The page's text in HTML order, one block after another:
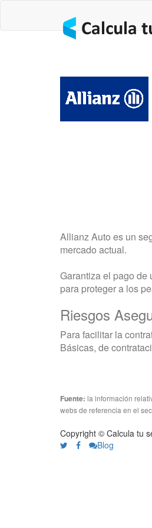
Allianz Auto es un
mercado actual.
Garantiza el pago de
para proteger a los
Riesgos
Para facilitar la
Básicas, de
Fuente: la información
webs de referencia en el
Copyright © Calcula tu
Blog